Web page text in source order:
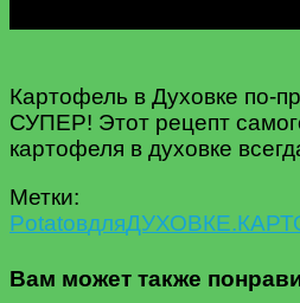
Картофель в Духовке по-
СУПЕР! Этот рецепт
картофеля в духовке
Метки:
PotatoвдляДУХОВКЕ.
Вам может также